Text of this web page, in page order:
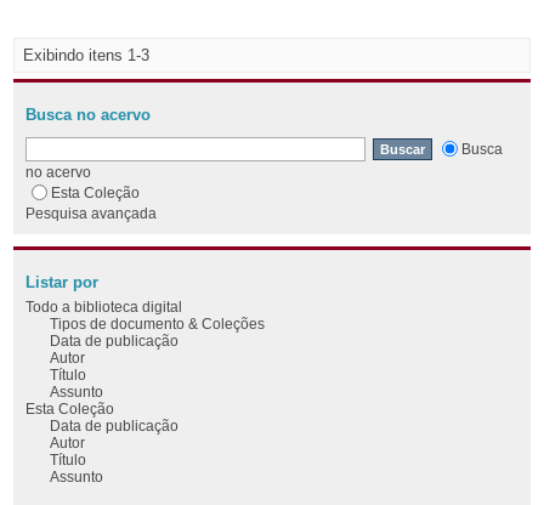
Exibindo itens 1-3
Busca no acervo
Busca
no acervo
Esta Coleção
Pesquisa avançada
Listar por
Todo a biblioteca digital
Tipos de documento & Coleções
Data de publicação
Autor
Título
Assunto
Esta Coleção
Data de publicação
Autor
Título
Assunto